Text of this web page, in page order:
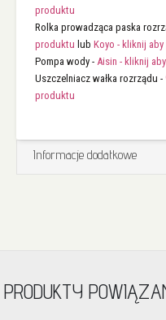
produktu
Rolka prowadząca paska
produktu lub Koyo - kliknij
Pompa wody - Aisin - kliknij
Uszczelniacz wałka rozrządu -
produktu
Informacje dodatkowe
PRODUKTY